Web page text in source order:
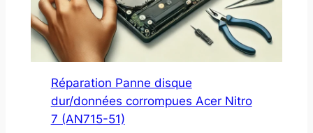
Réparation Panne disque
dur/données corrompues Acer Nitro
7 (AN715-51)